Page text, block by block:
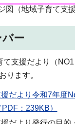
図（地域子育て支援
ー
て支援だより（
ります。
援だより令和7年度
：239KB）